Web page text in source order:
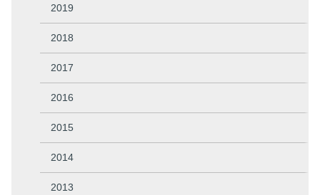
2019
2018
2017
2016
2015
2014
2013